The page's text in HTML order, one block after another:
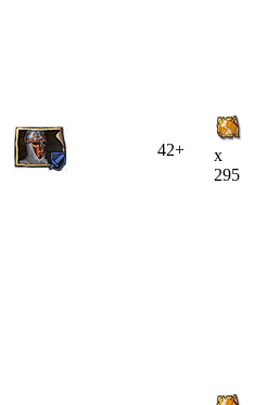
42+
x
295